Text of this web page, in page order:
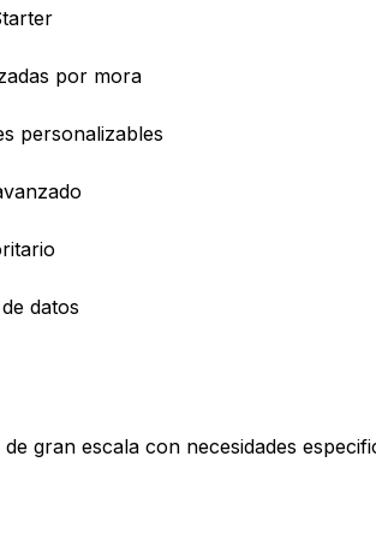
por mora
personalizables
datos
gran escala con necesidades